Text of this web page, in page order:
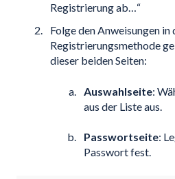
Registrierung ab…“
Folge den Anweisungen in
Registrierungsmethode
dieser beiden Seiten:
Auswahlseite:
aus der Liste aus.
Passwortseite:
Passwort fest.